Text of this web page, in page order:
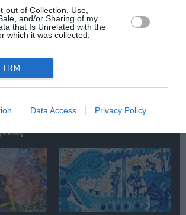
out of Collection, Use,
and/or Sharing of my
that Is Unrelated with the
which it was collected.
Data Access Privacy Policy
Νικόλαου Τομπάζη:
Μουσείο Πάνου &